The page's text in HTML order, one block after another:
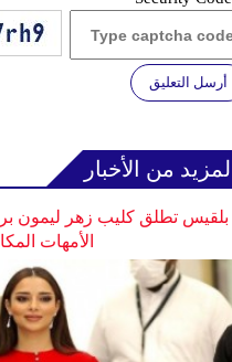
أرسل التعليق
المزيد من الأخبار
بلقيس تطلق كليب زهر ليمون
الأمهات